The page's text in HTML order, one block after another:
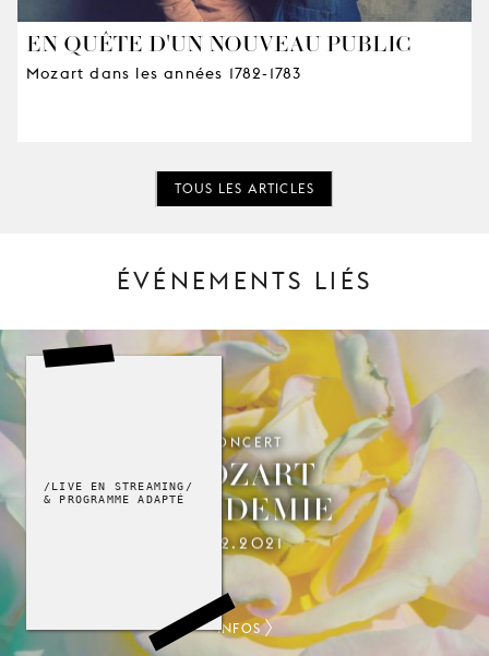
EN QUÊTE D'UN NOUVEAU PUBLIC
Mozart dans les années 1782-1783
TOUS LES ARTICLES
ÉVÉNEMENTS LIÉS
/LIVE EN STREAMING/
& PROGRAMME ADAPTÉ
CONCERT
MOZART
AKADEMIE
7.2.2021
INFOS